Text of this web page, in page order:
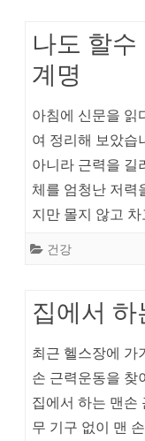
나도 할
계명
아침에 신문을 읽
여 정리해 보았습
아니라 근력을 길
체를 엄청난 저력
지만 몰지 않고
건강
집에서
최근 헬스장에 가
손 근력운동을 찾
집에서 하는 맨
무 기구 없이 맨